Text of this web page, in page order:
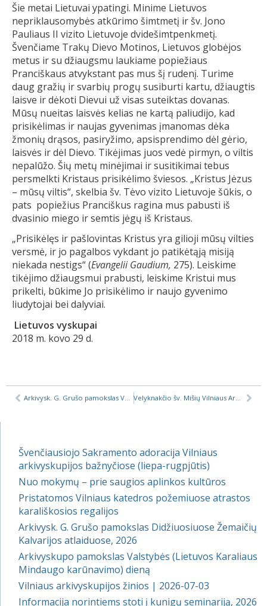
Šie metai Lietuvai ypatingi. Minime Lietuvos
nepriklausomybės atkūrimo šimtmetį ir šv. Jono
Pauliaus II vizito Lietuvoje dvidešimtpenkmetį.
Švenčiame Trakų Dievo Motinos, Lietuvos globėjos
metus ir su džiaugsmu laukiame popiežiaus
Pranciškaus atvykstant pas mus šį rudenį. Turime
daug gražių ir svarbių progų susiburti kartu, džiaugtis
laisve ir dėkoti Dievui už visas suteiktas dovanas.
Mūsų nueitas laisvės kelias ne kartą paliudijo, kad
prisikėlimas ir naujas gyvenimas įmanomas dėka
žmonių drąsos, pasiryžimo, apsisprendimo dėl gėrio,
laisvės ir dėl Dievo. Tikėjimas juos vedė pirmyn, o viltis
nepalūžo. Šių metų minėjimai ir susitikimai tebus
persmelkti Kristaus prisikėlimo šviesos. „Kristus Jėzus
– mūsų viltis“, skelbia šv. Tėvo vizito Lietuvoje šūkis, o
pats popiežius Pranciškus ragina mus pabusti iš
dvasinio miego ir semtis jėgų iš Kristaus.
„Prisikėlęs ir pašlovintas Kristus yra gilioji mūsų vilties
versmė, ir jo pagalbos vykdant jo patikėtąją misiją
niekada nestigs“ (Evangelii Gaudium, 275). Leiskime
tikėjimo džiaugsmui prabusti, leiskime Kristui mus
prikelti, būkime Jo prisikėlimo ir naujo gyvenimo
liudytojai bei dalyviai.
Lietuvos vyskupai
2018 m. kovo 29 d.
Arkivysk. G. Grušo pamokslas Velyknakčio šv. Mišiose Velyknakčio šv. Mišių Vilniaus Arkikatedroje transliacijos įrašas, 2018
Švenčiausiojo Sakramento adoracija Vilniaus
arkivyskupijos bažnyčiose (liepa-rugpjūtis)
Nuo mokymų – prie saugios aplinkos kultūros
Pristatomos Vilniaus katedros požemiuose atrastos
karališkosios regalijos
Arkivysk. G. Grušo pamokslas Didžiuosiuose Žemaičių
Kalvarijos atlaiduose, 2026
Arkivyskupo pamokslas Valstybės (Lietuvos Karaliaus
Mindaugo karūnavimo) dieną
Vilniaus arkivyskupijos žinios | 2026-07-03
Informacija norintiems stoti į kunigų seminariją, 2026